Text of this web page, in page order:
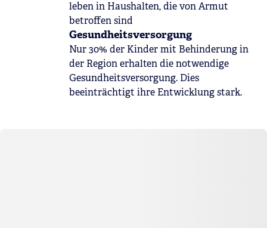
leben in Haushalten, die von Armut
betroffen sind
Gesundheitsversorgung
Nur 30% der Kinder mit Behinderung in
der Region erhalten die notwendige
Gesundheitsversorgung. Dies
beeinträchtigt ihre Entwicklung stark.